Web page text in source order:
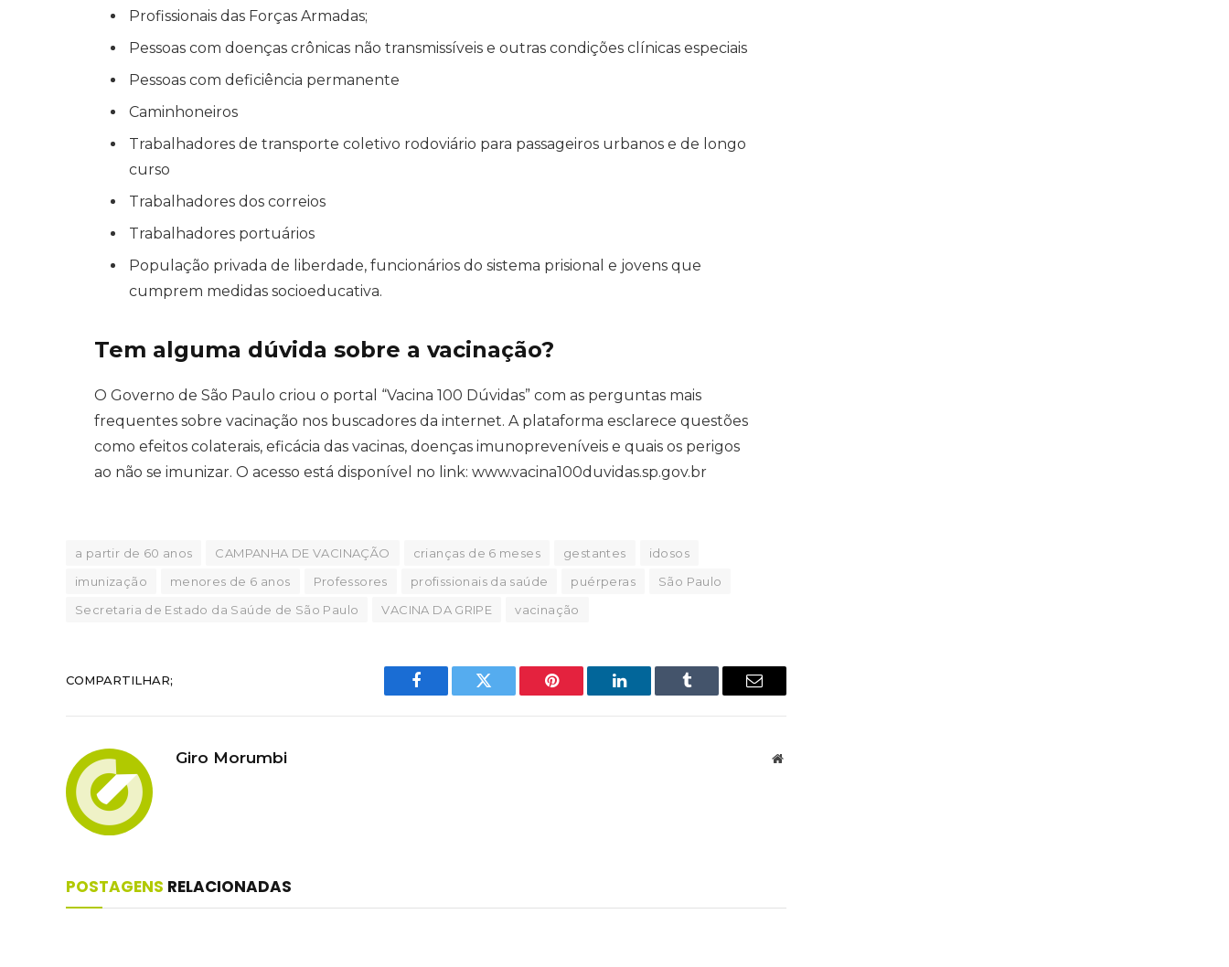
Profissionais das Forças Armadas;
Pessoas com doenças crônicas não transmissíveis e outras condições clínicas especiais
Pessoas com deficiência permanente
Caminhoneiros
Trabalhadores de transporte coletivo rodoviário para passageiros urbanos e de longo
curso
Trabalhadores dos correios
Trabalhadores portuários
População privada de liberdade, funcionários do sistema prisional e jovens que
cumprem medidas socioeducativa.
Tem alguma dúvida sobre a vacinação?
O Governo de São Paulo criou o portal “Vacina 100 Dúvidas” com as perguntas mais
frequentes sobre vacinação nos buscadores da internet. A plataforma esclarece questões
como efeitos colaterais, eficácia das vacinas, doenças imunopreveníveis e quais os perigos
ao não se imunizar. O acesso está disponível no link: www.vacina100duvidas.sp.gov.br
a partir de 60 anos CAMPANHA DE VACINAÇÃO crianças de 6 meses gestantes
idosos
imunização
menores de 6 anos Professores profissionais da saúde puérperas
São Paulo
Secretaria de Estado da Saúde de São Paulo
VACINA DA GRIPE vacinação
COMPARTILHAR;
Facebook Twitter Pinterest LinkedIn Tumblr Email
Giro Morumbi Website
POSTAGENS RELACIONADAS